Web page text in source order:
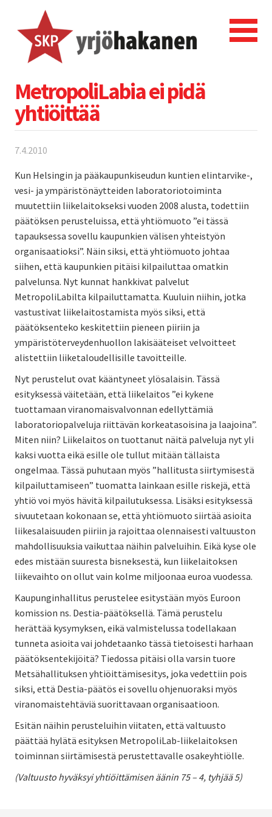
MetropoliLabia ei pidä
yhtiöittää
7.4.2010
Kun Helsingin ja pääkaupunkiseudun kuntien elintarvike-,
vesi- ja ympäristönäytteiden laboratoriotoiminta
muutettiin liikelaitokseksi vuoden 2008 alusta, todettiin
päätöksen perusteluissa, että yhtiömuoto ”ei tässä
tapauksessa sovellu kaupunkien välisen yhteistyön
organisaatioksi”. Näin siksi, että yhtiömuoto johtaa
siihen, että kaupunkien pitäisi kilpailuttaa omatkin
palvelunsa. Nyt kunnat hankkivat palvelut
MetropoliLabilta kilpailuttamatta. Kuuluin niihin, jotka
vastustivat liikelaitostamista myös siksi, että
päätöksenteko keskitettiin pieneen piiriin ja
ympäristöterveydenhuollon lakisääteiset velvoitteet
alistettiin liiketaloudellisille tavoitteille.
Nyt perustelut ovat kääntyneet ylösalaisin. Tässä
esityksessä väitetään, että liikelaitos ”ei kykene
tuottamaan viranomaisvalvonnan edellyttämiä
laboratoriopalveluja riittävän korkeatasoisina ja laajoina”.
Miten niin? Liikelaitos on tuottanut näitä palveluja nyt yli
kaksi vuotta eikä esille ole tullut mitään tällaista
ongelmaa. Tässä puhutaan myös ”hallitusta siirtymisestä
kilpailuttamiseen” tuomatta lainkaan esille riskejä, että
yhtiö voi myös hävitä kilpailutuksessa. Lisäksi esityksessä
sivuutetaan kokonaan se, että yhtiömuoto siirtää asioita
liikesalaisuuden piiriin ja rajoittaa olennaisesti valtuuston
mahdollisuuksia vaikuttaa näihin palveluihin. Eikä kyse ole
edes mistään suuresta bisneksestä, kun liikelaitoksen
liikevaihto on ollut vain kolme miljoonaa euroa vuodessa.
Kaupunginhallitus perustelee esitystään myös Euroon
komission ns. Destia-päätöksellä. Tämä perustelu
herättää kysymyksen, eikä valmistelussa todellakaan
tunneta asioita vai johdetaanko tässä tietoisesti harhaan
päätöksentekijöitä? Tiedossa pitäisi olla varsin tuore
Metsähallituksen yhtiöittämisesitys, joka vedettiin pois
siksi, että Destia-päätös ei sovellu ohjenuoraksi myös
viranomaistehtäviä suorittavaan organisaatioon.
Esitän näihin perusteluihin viitaten, että valtuusto
päättää hylätä esityksen MetropoliLab-liikelaitoksen
toiminnan siirtämisestä perustettavalle osakeyhtiölle.
(Valtuusto hyväksyi yhtiöittämisen äänin 75 – 4, tyhjää 5)